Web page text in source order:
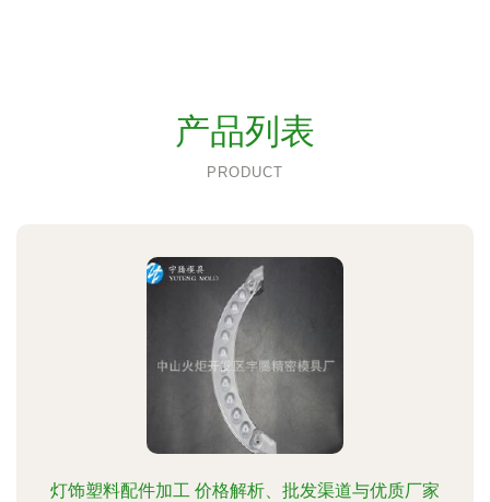
产品列表
PRODUCT
灯饰塑料配件加工 价格解析、批发渠道与优质厂家